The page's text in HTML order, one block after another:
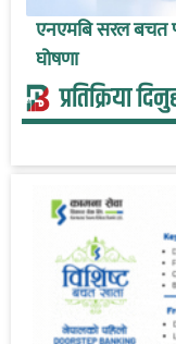
एनएमबि सरल बचत
घोषणा
प्रतिक्रिया